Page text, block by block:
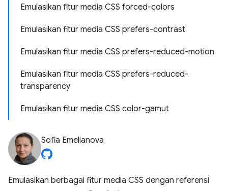
Emulasikan fitur media CSS forced-colors
Emulasikan fitur media CSS prefers-contrast
Emulasikan fitur media CSS prefers-reduced-motion
Emulasikan fitur media CSS prefers-reduced-
transparency
Emulasikan fitur media CSS color-gamut
Sofia Emelianova
Emulasikan berbagai fitur media CSS dengan referensi